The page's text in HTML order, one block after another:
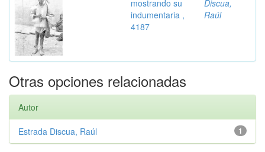
mostrando su
indumentaria ,
4187
Discua,
Raúl
Otras opciones relacionadas
Autor
1
Estrada Discua, Raúl